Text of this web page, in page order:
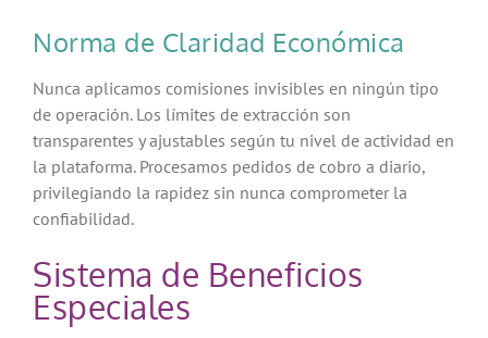
Norma de Claridad Económica
Nunca aplicamos comisiones invisibles en ningún tipo
de operación. Los límites de extracción son
transparentes y ajustables según tu nivel de actividad en
la plataforma. Procesamos pedidos de cobro a diario,
privilegiando la rapidez sin nunca comprometer la
confiabilidad.
Sistema de Beneficios
Especiales